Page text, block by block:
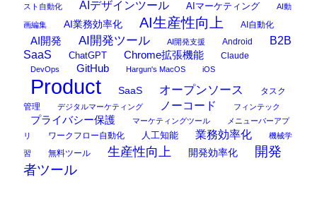
スト自動化
AIデザインツール AIマーケティング AI動
画編集 AI業務効率化 AI生産性向上 AI自動化
AI開発 AI開発ツール AI開発支援 Android
B2B
SaaS
ChatGPT Chrome拡張機能 Claude
DevOps GitHub Hargun's MacOS iOS
Product SaaS オープンソース
タスク
管理
デジタルマーケティング ノーコード フィンテック
プライバシー保護 マーケティングツール
メニューバーアプ
リ
ワークフロー自動化 人工知能 業務効率化 機械学
習 無料ツール 生産性向上 開発効率化
開発
者ツール